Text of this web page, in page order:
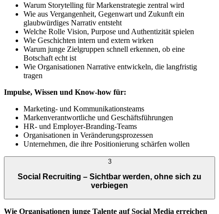
Warum Storytelling für Markenstrategie zentral wird
Wie aus Vergangenheit, Gegenwart und Zukunft ein
glaubwürdiges Narrativ entsteht
Welche Rolle Vision, Purpose und Authentizität spielen
Wie Geschichten intern und extern wirken
Warum junge Zielgruppen schnell erkennen, ob eine
Botschaft echt ist
Wie Organisationen Narrative entwickeln, die langfristig
tragen
Impulse, Wissen und Know-how für:
Marketing- und Kommunikationsteams
Markenverantwortliche und Geschäftsführungen
HR- und Employer-Branding-Teams
Organisationen in Veränderungsprozessen
Unternehmen, die ihre Positionierung schärfen wollen
3
Social Recruiting – Sichtbar werden, ohne sich zu
verbiegen
Wie Organisationen junge Talente auf Social Media erreichen